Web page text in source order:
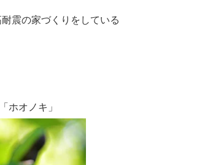
震の家づくりをしている
ホオノキ 」